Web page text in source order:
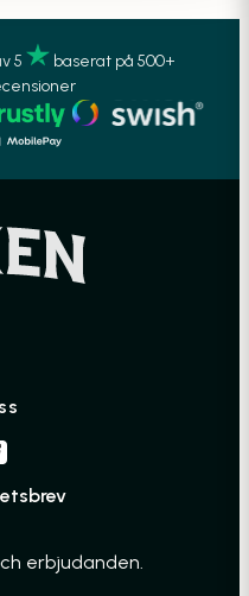
5
baserat på 500+
erbjudanden.